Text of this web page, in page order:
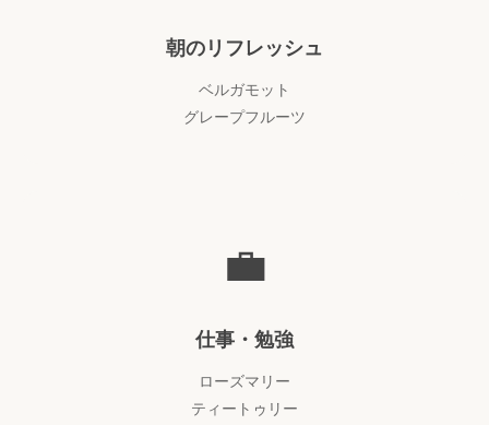
朝のリフレッシュ
ベルガモット
グレープフルーツ
💼
仕事・勉強
ローズマリー
ティートゥリー